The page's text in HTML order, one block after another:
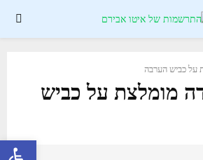
פתח סרגל נגישות
על כביש הערבה
מומלצת על כביש